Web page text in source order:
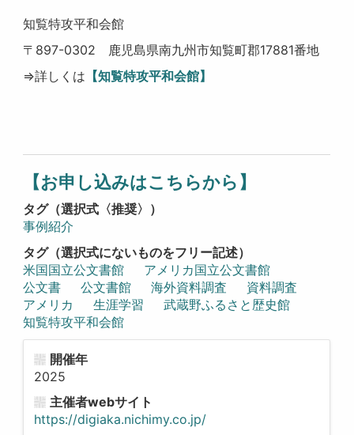
知覧特攻平和会館
〒897-0302 鹿児島県南九州市知覧町郡17881番地
⇒詳しくは 【知覧特攻平和会館】
【お申し込みはこちらから】
タグ（選択式〈推奨〉）
事例紹介
タグ（選択式にないものをフリー記述）
米国国立公文書館
アメリカ国立公文書館
公文書
公文書館 海外資料調査
資料調査
アメリカ
生涯学習
武蔵野ふるさと歴史館
知覧特攻平和会館
開催年
2025
主催者webサイト
https://digiaka.nichimy.co.jp/